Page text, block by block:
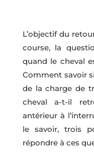
L’objectif du
course, la
quand le cheval
Comment savoir
de la charge de
cheval a-t-il
antérieur à
le savoir, trois
répondre à ces